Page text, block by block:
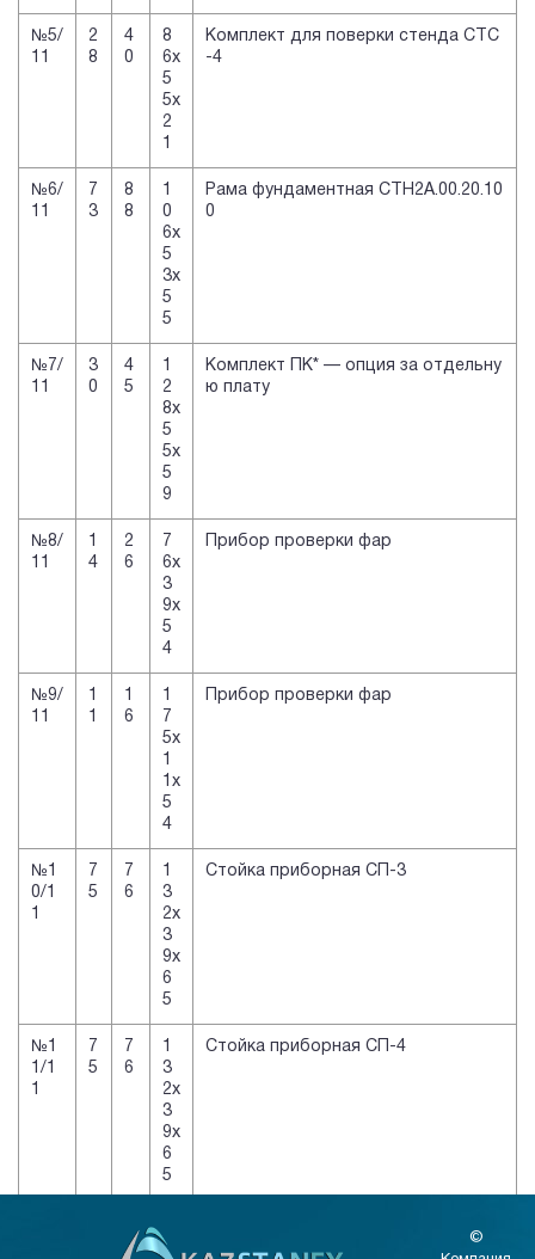
№5/
11
2
8
4
0
8
6х
5
5х
2
1
Комплект для поверки стенда СТС
-4
№6/
11
7
3
8
8
1
0
6х
5
3х
5
5
Рама фундаментная СТН2А.00.20.10
0
№7/
11
3
0
4
5
1
2
8х
5
5х
5
9
Комплект ПК* — опция за отдельну
ю плату
№8/
11
1
4
2
6
7
6х
3
9х
5
4
Прибор проверки фар
№9/
11
1
1
1
6
1
7
5х
1
1х
5
4
Прибор проверки фар
№1
0/1
1
7
5
7
6
1
3
2х
3
9х
6
5
Стойка приборная СП-3
№1
1/1
1
7
5
7
6
1
3
2х
3
9х
6
5
Стойка приборная СП-4
©